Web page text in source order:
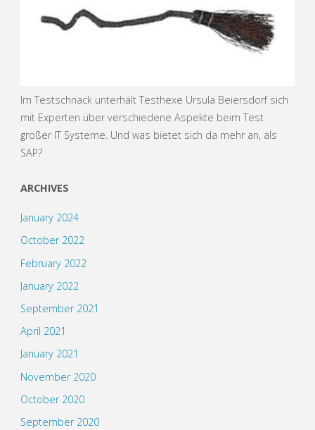
Im Testschnack unterhält Testhexe Ursula Beiersdorf sich
mit Experten über verschiedene Aspekte beim Test
großer IT Systeme. Und was bietet sich da mehr an, als
SAP?
ARCHIVES
January 2024
October 2022
February 2022
January 2022
September 2021
April 2021
January 2021
November 2020
October 2020
September 2020